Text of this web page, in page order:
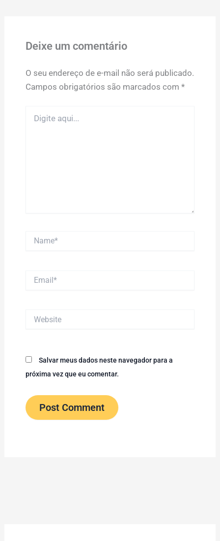
Deixe um comentário
O seu endereço de e-mail não será publicado.
Campos obrigatórios são marcados com *
aqui...
Salvar meus dados neste navegador para a
próxima vez que eu comentar.